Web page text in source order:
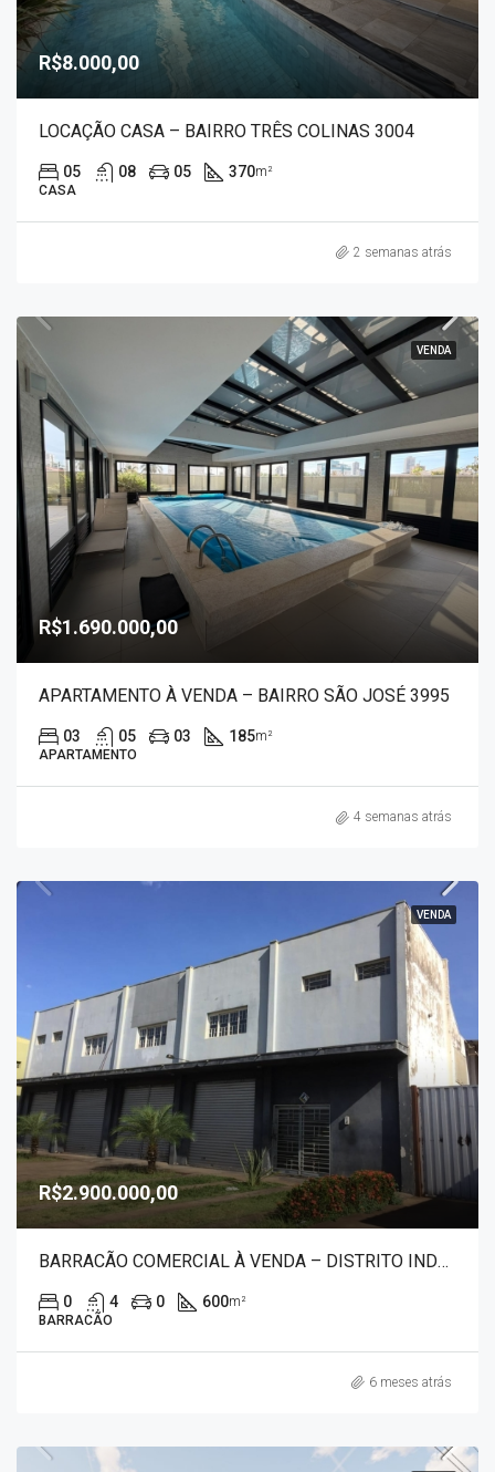
R$8.000,00
LOCAÇÃO CASA – BAIRRO TRÊS COLINAS 3004
05 08 05 370m²
CASA
2 semanas atrás
VENDA
R$1.690.000,00
APARTAMENTO À VENDA – BAIRRO SÃO JOSÉ 3995
03 05 03 185m²
APARTAMENTO
4 semanas atrás
VENDA
R$2.900.000,00
BARRACÃO COMERCIAL À VENDA – DISTRITO INDUSTRIAL 1283
0 4 0 600m²
BARRACÃO
6 meses atrás